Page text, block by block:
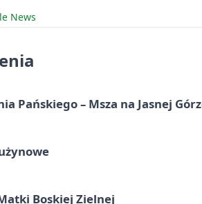
News
Pańskiego – Msza na Jasnej
Boskiej Zielnej